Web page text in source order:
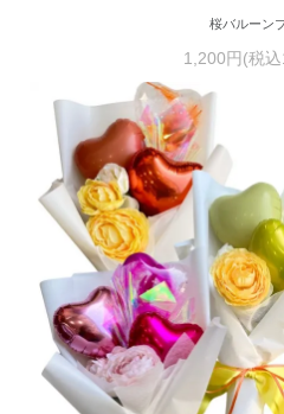
桜バルーン
1,200円(税